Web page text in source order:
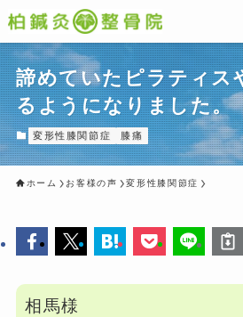
諦めていたピラティス
るようになりました。
変形性膝関節症 膝痛
ホーム お客様の声 変形性膝関節症
相馬様